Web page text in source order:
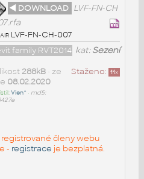
◄ DOWNLOAD LVF-FN-CH
LVF-FN-CH-007
kat:Sezení
family RVT2014
Staženo: 11x
288kB• ze
08.02.2020
Vien^ • md5:
členy webu
- registrace je bezplatná.